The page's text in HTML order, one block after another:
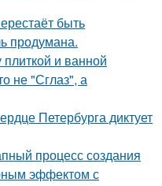
быть
продумана.
и ванной
не "Сглаз", а
Петербурга диктует
процесс создания
эффектом с